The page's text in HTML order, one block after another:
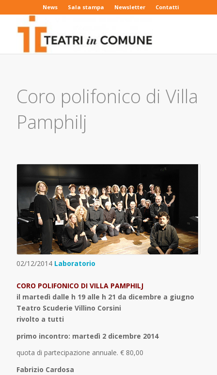
News Sala stampa Newsletter Contatti
Coro polifonico di Villa
Pamphilj
02/12/2014 Laboratorio
CORO POLIFONICO DI VILLA PAMPHILJ
il martedì dalle h 19 alle h 21 da dicembre a giugno
Teatro Scuderie Villino Corsini
rivolto a tutti
primo incontro: martedì 2 dicembre 2014
quota di partecipazione annuale. € 80,00
Fabrizio Cardosa